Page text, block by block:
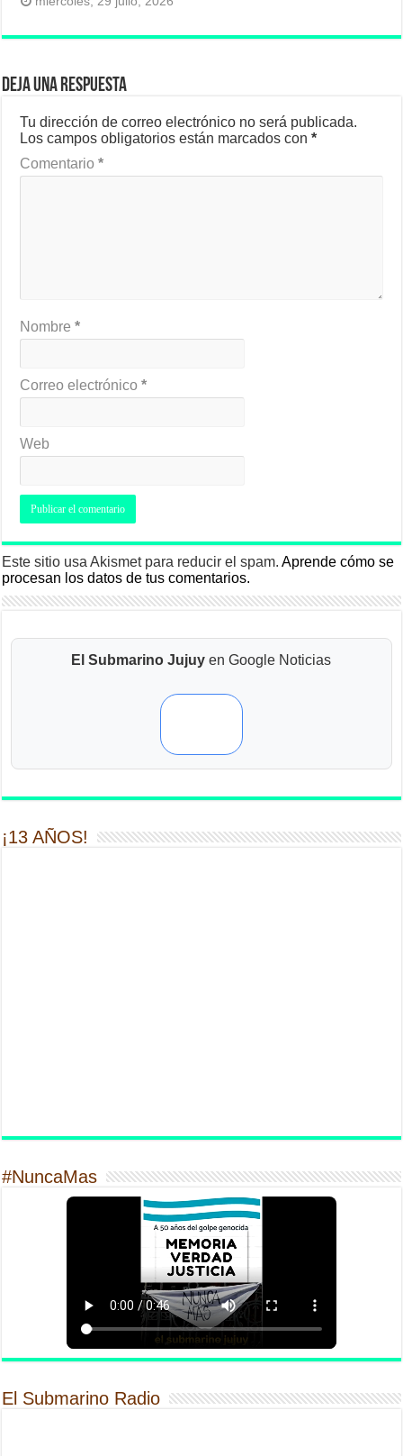
Deja una respuesta
Tu dirección de correo electrónico no será publicada.
Los campos obligatorios están marcados con*
Comentario*
Nombre*
Correo electrónico*
Web
Este sitio usa Akismet para reducir el spam.Aprende cómo se
procesan los datos de tus comentarios.
El Submarino Jujuy en Google Noticias
¡13 AÑOS!
#NuncaMas
El Submarino Radio